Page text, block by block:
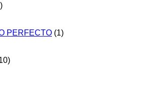
PERFECTO (1)